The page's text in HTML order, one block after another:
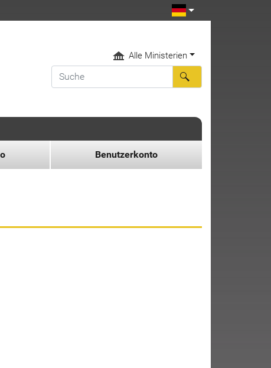
Alle Ministerien
Benutzerkonto